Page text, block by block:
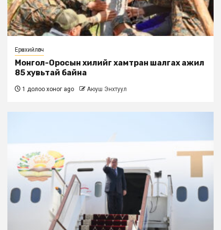
Ерөнхийлөгч
Монгол-Оросын хилийг хамтран шалгах ажил
85 хувьтай байна
1 долоо хоног ago Аюуш Энхтуул